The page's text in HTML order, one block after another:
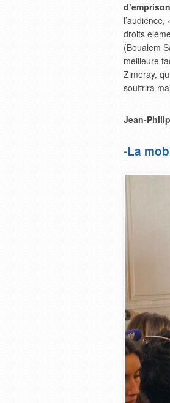
droits
(Boualem
meilleure
Zimeray,
souffrira
Jean-
-La